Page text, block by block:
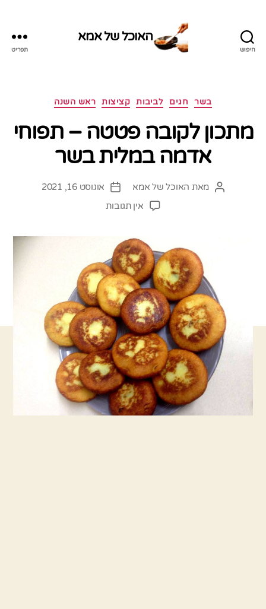
חיפוש
האוכל של אמא
תפריט
קטגוריות בשר חגים לביבות קציצות ראש השנה
מתכון לקובה פטטה – תפוחי
אדמה במלית בשר
המחבר
מאת האוכל של אמא
תאריךאוגוסט 16, 2021
אין תגובותעל
תפוחי
אדמה
במלית
בשר